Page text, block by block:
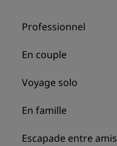
Professionnel
En couple
Voyage solo
En famille
Escapade entre amis